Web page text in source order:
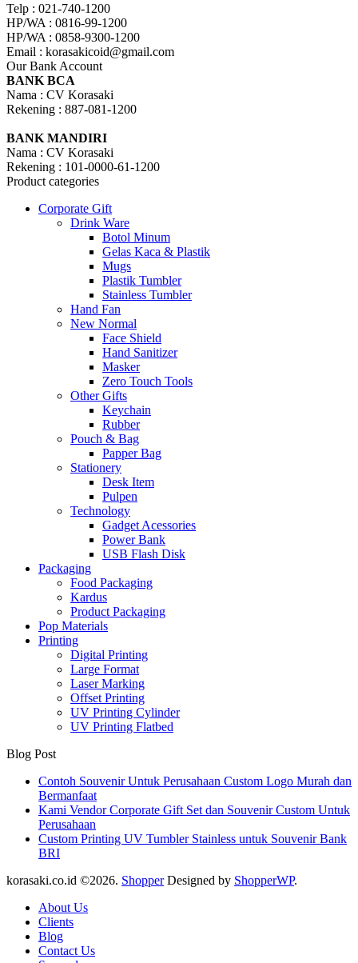
Telp : 021-740-1200
HP/WA : 0816-99-1200
HP/WA : 0858-9300-1200
Email : korasakicoid@gmail.com
Our Bank Account
BANK BCA
Nama : CV Korasaki
Rekening : 887-081-1200
BANK MANDIRI
Nama : CV Korasaki
Rekening : 101-0000-61-1200
Product categories
Corporate Gift
Drink Ware
Botol Minum
Gelas Kaca & Plastik
Mugs
Plastik Tumbler
Stainless Tumbler
Hand Fan
New Normal
Face Shield
Hand Sanitizer
Masker
Zero Touch Tools
Other Gifts
Keychain
Rubber
Pouch & Bag
Papper Bag
Stationery
Desk Item
Pulpen
Technology
Gadget Acessories
Power Bank
USB Flash Disk
Packaging
Food Packaging
Kardus
Product Packaging
Pop Materials
Printing
Digital Printing
Large Format
Laser Marking
Offset Printing
UV Printing Cylinder
UV Printing Flatbed
Blog Post
Contoh Souvenir Untuk Perusahaan Custom Logo Murah dan
Bermanfaat
Kami Vendor Corporate Gift Set dan Souvenir Custom Untuk
Perusahaan
Custom Printing UV Tumbler Stainless untuk Souvenir Bank
BRI
korasaki.co.id ©2026. ShopperDesigned by ShopperWP.
About Us
Clients
Blog
Contact Us